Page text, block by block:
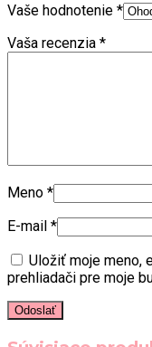
Vaše hodnotenie *
Vaša recenzia *
Meno *
E-mail *
Uložiť moje meno,
prehliadači pre moje